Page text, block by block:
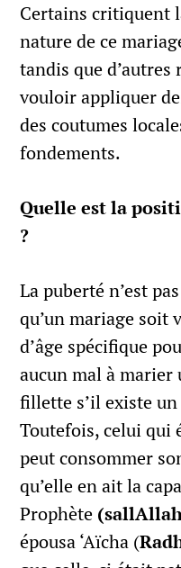
Certains critiquent
nature de ce
tandis que
vouloir appliquer
des coutumes
fondements.
Quelle est la
?
La puberté n’est
qu’un mariage soit
d’âge spécifique
aucun mal à
fillette s’il existe
Toutefois, celui qui
peut consommer
qu’elle en ait la
Prophète
épousa ‘Aïcha (